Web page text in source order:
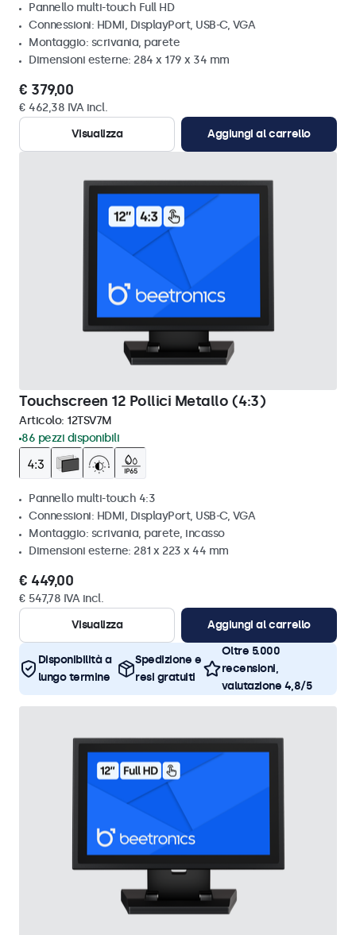
Pannello multi-touch Full HD
Connessioni: HDMI, DisplayPort, USB-C, VGA
Montaggio: scrivania, parete
Dimensioni esterne: 284 x 179 x 34 mm
€ 379,00
€ 462,38 IVA incl.
Visualizza
Aggiungi al carrello
Touchscreen 12 Pollici Metallo (4:3)
Articolo: 12TSV7M
86 pezzi disponibili
Pannello multi-touch 4:3
Connessioni: HDMI, DisplayPort, USB-C, VGA
Montaggio: scrivania, parete, incasso
Dimensioni esterne: 281 x 223 x 44 mm
€ 449,00
€ 547,78 IVA incl.
Visualizza
Aggiungi al carrello
Disponibilità a
lungo termine
Spedizione e
resi gratuiti
Oltre 5.000
recensioni,
valutazione 4,8/5